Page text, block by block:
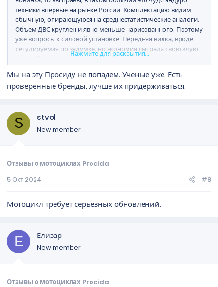
техники впервые на рынке России. Комплектацию видим
обычную, опирающуюся на среднестатистические аналоги.
Объем ДВС круглен и явно меньше нарисованного. Поэтому
уже вопросы к силовой установке. Передняя вилка, вроде
регулируемая по задумке, но экономия сыграла свою злую
шутку. Поставили кендо резину, но это китайский кендо вне
выгорание пикселей с завидной скоростью... Ручки с
регуляторами и рычагами выглядят так по шуточному, что
Нажмите для раскрытия...
Мы на эту Просиду не попадем. Ученые уже. Есть
проверенные бренды, лучше их придерживаться.
S stvol
New member
Отзывы о мотоциклах Procida
5 Окт 2024
#8
Мотоцикл требует серьезных обновлений.
Е Елизар
New member
Отзывы о мотоциклах Procida